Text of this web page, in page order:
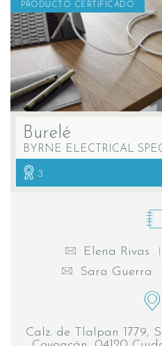
PRODUCTO CERTIFICADO
Burelé
BYRNE ELECTRICAL
3
Elena Rivas
Sara Guerra
Calz. de Tlalpan 1779,